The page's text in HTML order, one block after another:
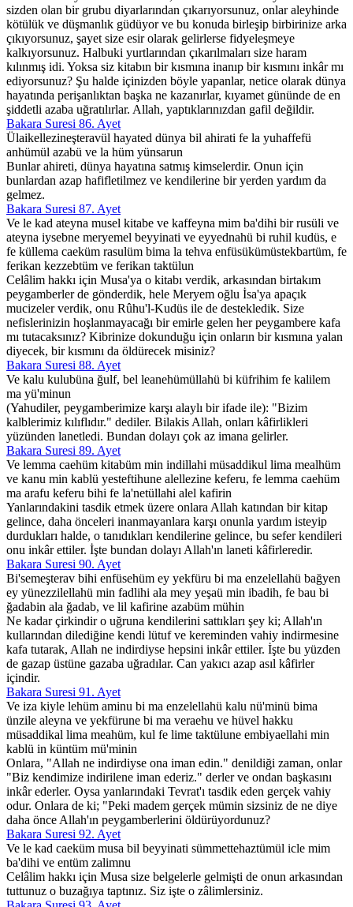
sizden olan bir grubu diyarlarından çıkarıyorsunuz, onlar aleyhinde
kötülük ve düşmanlık güdüyor ve bu konuda birleşip birbirinize arka
çıkıyorsunuz, şayet size esir olarak gelirlerse fidyeleşmeye
kalkıyorsunuz. Halbuki yurtlarından çıkarılmaları size haram
kılınmış idi. Yoksa siz kitabın bir kısmına inanıp bir kısmını inkâr mı
ediyorsunuz? Şu halde içinizden böyle yapanlar, netice olarak dünya
hayatında perişanlıktan başka ne kazanırlar, kıyamet gününde de en
şiddetli azaba uğratılırlar. Allah, yaptıklarınızdan gafil değildir.
Bakara Suresi 86. Ayet
Ülaikellezineşteravül hayated dünya bil ahirati fe la yuhaffefü
anhümül azabü ve la hüm yünsarun
Bunlar ahireti, dünya hayatına satmış kimselerdir. Onun için
bunlardan azap hafifletilmez ve kendilerine bir yerden yardım da
gelmez.
Bakara Suresi 87. Ayet
Ve le kad ateyna musel kitabe ve kaffeyna mim ba'dihi bir rusüli ve
ateyna iysebne meryemel beyyinati ve eyyednahü bi ruhil kudüs, e
fe küllema caeküm rasulüm bima la tehva enfüsükümüstekbartüm, fe
ferikan kezzebtüm ve ferikan taktülun
Celâlim hakkı için Musa'ya o kitabı verdik, arkasından birtakım
peygamberler de gönderdik, hele Meryem oğlu İsa'ya apaçık
mucizeler verdik, onu Rûhu'l-Kudüs ile de destekledik. Size
nefislerinizin hoşlanmayacağı bir emirle gelen her peygambere kafa
mı tutacaksınız? Kibrinize dokunduğu için onların bir kısmına yalan
diyecek, bir kısmını da öldürecek misiniz?
Bakara Suresi 88. Ayet
Ve kalu kulubüna ğulf, bel leanehümüllahü bi küfrihim fe kalilem
ma yü'minun
(Yahudiler, peygamberimize karşı alaylı bir ifade ile): "Bizim
kalblerimiz kılıflıdır." dediler. Bilakis Allah, onları kâfirlikleri
yüzünden lanetledi. Bundan dolayı çok az imana gelirler.
Bakara Suresi 89. Ayet
Ve lemma caehüm kitabüm min indillahi müsaddikul lima mealhüm
ve kanu min kablü yesteftihune alellezine keferu, fe lemma caehüm
ma arafu keferu bihi fe la'netüllahi alel kafirin
Yanlarındakini tasdik etmek üzere onlara Allah katından bir kitap
gelince, daha önceleri inanmayanlara karşı onunla yardım isteyip
durdukları halde, o tanıdıkları kendilerine gelince, bu sefer kendileri
onu inkâr ettiler. İşte bundan dolayı Allah'ın laneti kâfirleredir.
Bakara Suresi 90. Ayet
Bi'semeşterav bihi enfüsehüm ey yekfüru bi ma enzelellahü bağyen
ey yünezzilellahü min fadlihi ala mey yeşaü min ibadih, fe bau bi
ğadabin ala ğadab, ve lil kafirine azabüm mühin
Ne kadar çirkindir o uğruna kendilerini sattıkları şey ki; Allah'ın
kullarından dilediğine kendi lütuf ve kereminden vahiy indirmesine
kafa tutarak, Allah ne indirdiyse hepsini inkâr ettiler. İşte bu yüzden
de gazap üstüne gazaba uğradılar. Can yakıcı azap asıl kâfirler
içindir.
Bakara Suresi 91. Ayet
Ve iza kiyle lehüm aminu bi ma enzelellahü kalu nü'minü bima
ünzile aleyna ve yekfürune bi ma veraehu ve hüvel hakku
müsaddikal lima meahüm, kul fe lime taktülune embiyaellahi min
kablü in küntüm mü'minin
Onlara, "Allah ne indirdiyse ona iman edin." denildiği zaman, onlar
"Biz kendimize indirilene iman ederiz." derler ve ondan başkasını
inkâr ederler. Oysa yanlarındaki Tevrat'ı tasdik eden gerçek vahiy
odur. Onlara de ki; "Peki madem gerçek mümin sizsiniz de ne diye
daha önce Allah'ın peygamberlerini öldürüyordunuz?
Bakara Suresi 92. Ayet
Ve le kad caeküm musa bil beyyinati sümmettehaztümül icle mim
ba'dihi ve entüm zalimnu
Celâlim hakkı için Musa size belgelerle gelmişti de onun arkasından
tuttunuz o buzağıya taptınız. Siz işte o zâlimlersiniz.